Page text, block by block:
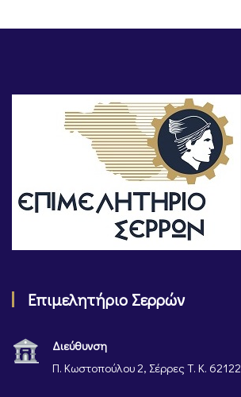
Επιμελητήριο Σερρών
Διεύθυνση
Π. Κωστοπούλου 2, Σέρρες Τ. Κ. 62122